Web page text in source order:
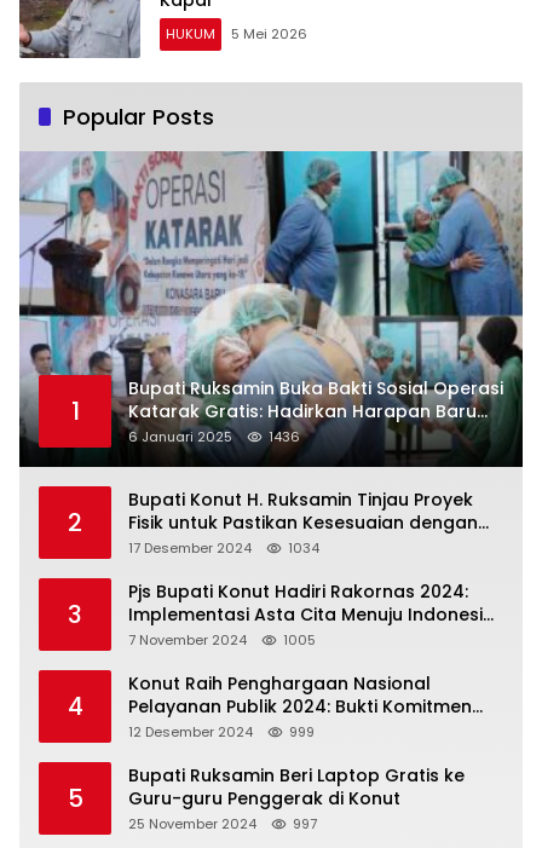
HUKUM 5 Mei 2026
Popular Posts
1
Bupati Ruksamin Buka Bakti Sosial Operasi
Katarak Gratis: Hadirkan Harapan Baru
bagi Masyarakat Konut
6 Januari 2025 1436
2
Bupati Konut H. Ruksamin Tinjau Proyek
Fisik untuk Pastikan Kesesuaian dengan
Perencanaan
17 Desember 2024 1034
3
Pjs Bupati Konut Hadiri Rakornas 2024:
Implementasi Asta Cita Menuju Indonesia
Emas
7 November 2024 1005
4
Konut Raih Penghargaan Nasional
Pelayanan Publik 2024: Bukti Komitmen
Menuju Pelayanan Prima
12 Desember 2024 999
5
Bupati Ruksamin Beri Laptop Gratis ke
Guru-guru Penggerak di Konut
25 November 2024 997